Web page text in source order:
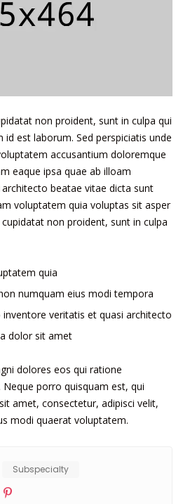
non proident, sunt in culpa qui
est laborum. Sed perspiciatis unde
accusantium doloremque
eaque ipsa quae ab illoam
beatae vitae dicta sunt
voluptatem quia voluptas sit asper
non proident, sunt in culpa
quia
numquam eius modi tempora
inventore veritatis et quasi architecto
dolor sit amet
dolores eos qui ratione
porro quisquam est, qui
amet, consectetur, adipisci velit,
modi quaerat voluptatem.
Subspecialty